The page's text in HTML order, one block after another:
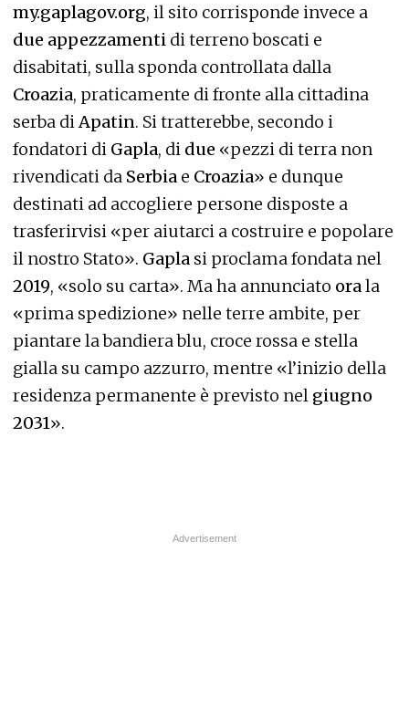
my.gaplagov.org, il sito corrisponde invece a
due appezzamenti di terreno boscati e
disabitati, sulla sponda controllata dalla
Croazia, praticamente di fronte alla cittadina
serba diApatin. Si tratterebbe, secondo i
fondatori di Gapla, di due «pezzi di terra non
rivendicati da Serbia e Croazia» e dunque
destinati ad accogliere persone disposte a
trasferirvisi «per aiutarci a costruire e popolare
il nostro Stato». Gapla si proclama fondata nel
2019, «solo su carta». Ma ha annunciato orala
«prima spedizione» nelle terre ambite, per
piantare la bandiera blu, croce rossa e stella
gialla su campo azzurro, mentre «l’inizio della
residenza permanente è previsto nel giugno
2031».